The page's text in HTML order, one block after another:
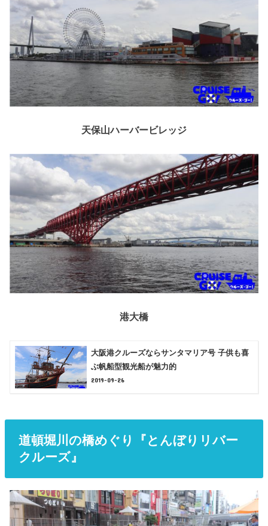
天保山ハーバービレッジ
港大橋
大阪港クルーズならサンタマリア号 子供も喜
ぶ帆船型観光船が魅力的
2019-09-26
道頓堀川の橋めぐり『とんぼりリバー
クルーズ』